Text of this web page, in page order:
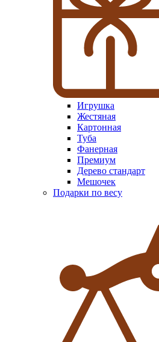
Игрушка
Жестяная
Картонная
Туба
Фанерная
Премиум
Дерево стандарт
Мешочек
Подарки по весу